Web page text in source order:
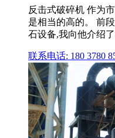
反击式破碎机 作为
是相当的高的。 前
石设备,我向他介绍
联系电话: 180 3780